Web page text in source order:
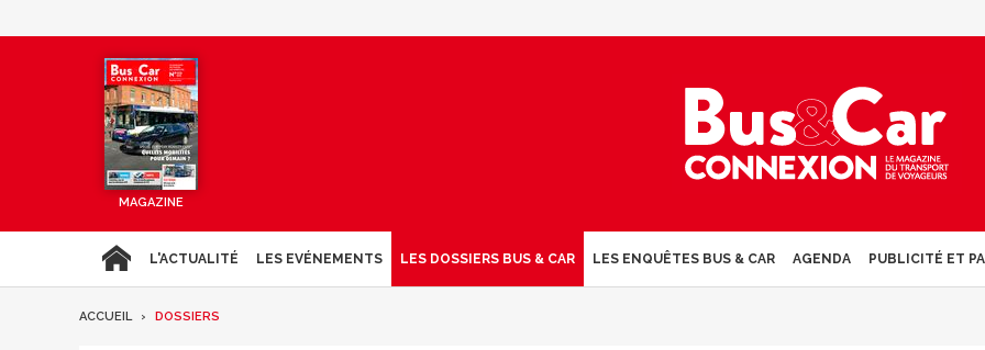
MAGAZINE
L'ACTUALITÉ LES EVÉNEMENTS LES DOSSIERS BUS & CAR LES ENQUÊTES BUS & CAR AGENDA PUBLICITÉ ET
ACCUEIL DOSSIERS